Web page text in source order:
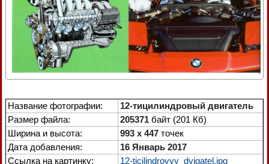
Название фотографии:
12-тицилиндровый двигатель
Размер файла:
205371 байт (201 Кб)
Ширина и высота:
993 x 447 точек
Дата добавления:
16 Январь 2017
Ссылка на картинку:
12-ticilindrovyy_dvigatel.jpg